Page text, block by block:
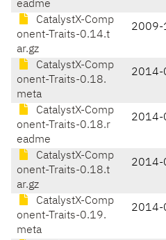
eadme
CatalystX-Comp
onent-Traits-0.14.t
ar.gz
2009-
CatalystX-Comp
onent-Traits-0.18.
meta
2014-
CatalystX-Comp
onent-Traits-0.18.r
eadme
2014-
CatalystX-Comp
onent-Traits-0.18.t
ar.gz
2014-
CatalystX-Comp
onent-Traits-0.19.
meta
2014-